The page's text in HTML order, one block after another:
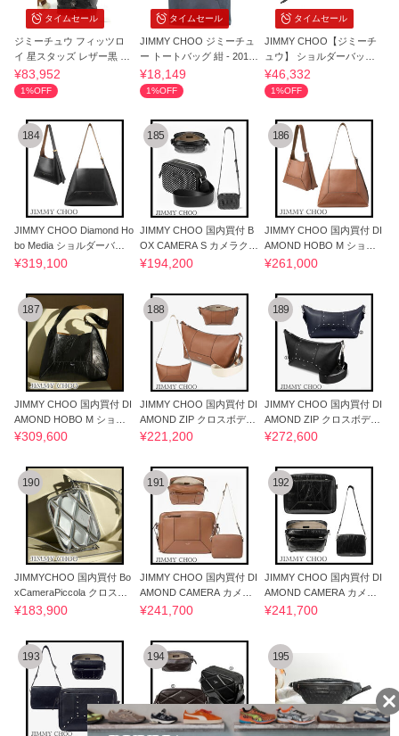
タイムセール
ジミーチュウ フィッツロ
イ 星スタッズ レザー黒 バ
ックパック
¥83,952
1%OFF
タイムセール
JIMMY CHOO ジミーチュ
ー トートバッグ 紺 - 20149
26J0015
¥18,149
1%OFF
タイムセール
JIMMY CHOO【ジミーチ
ュウ】 ショルダーバッグ
レディース
¥46,332
1%OFF
184
JIMMY CHOO Diamond Ho
bo Media ショルダーバッ
グ
¥319,100
185
JIMMY CHOO 国内買付 B
OX CAMERA S カメラクロ
スボディ
¥194,200
186
JIMMY CHOO 国内買付 DI
AMOND HOBO M ショル
ダーバッグ
¥261,000
187
JIMMY CHOO 国内買付 DI
AMOND HOBO M ショル
ダーバッグ
¥309,600
188
JIMMY CHOO 国内買付 DI
AMOND ZIP クロスボディ
バッグ
¥221,200
189
JIMMY CHOO 国内買付 DI
AMOND ZIP クロスボディ
バッグ
¥272,600
190
JIMMYCHOO 国内買付 Bo
xCameraPiccola クロスボ
ディカメラバッグ
¥183,900
191
JIMMY CHOO 国内買付 DI
AMOND CAMERA カメラ
ポーチ
¥241,700
192
JIMMY CHOO 国内買付 DI
AMOND CAMERA カメラ
ポーチ
¥241,700
193 194
タイムセール
195